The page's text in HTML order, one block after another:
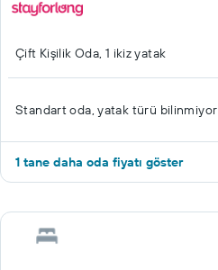
Çift ​Kişilik Oda, 1 ikiz yatak
Standart oda, yatak türü bilinmiyor
1 tane daha oda fiyatı göster